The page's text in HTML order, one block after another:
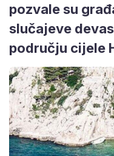
pozvale su
slučajeve
području cijele